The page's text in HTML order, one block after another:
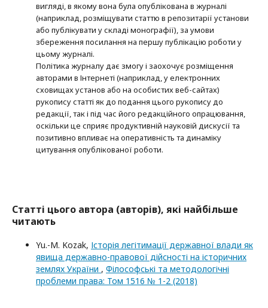
вигляді, в якому вона була опублікована в журналі
(наприклад, розміщувати статтю в репозитарії установи
або публікувати у складі монографії), за умови
збереження посилання на першу публікацію роботи у
цьому журналі.
Політика журналу дає змогу і заохочує розміщення
авторами в Інтернеті (наприклад, у електронних
сховищах установ або на особистих веб-сайтах)
рукопису статті як до подання цього рукопису до
редакції, так і під час його редакційного опрацювання,
оскільки це сприяє продуктивній науковій дискусії та
позитивно впливає на оперативність та динаміку
цитування опублікованої роботи.
Статті цього автора (авторів), які найбільше
читають
Yu.-M. Kozak, Історія легітимації державної влади як
явища державно-правової дійсності на історичних
землях України , Філософські та методологічні
проблеми права: Том 1516 № 1-2 (2018)